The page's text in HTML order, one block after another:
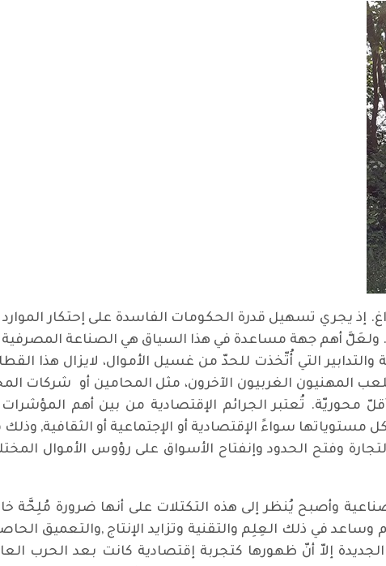
إذ يجري تسهيل قدرة الحكومات الفاسدة على إحتكار
أهم جهة مساعدة في هذا السياق هي الصناعة المصرفية
التي أُتّخذت للحدّ من غسيل الأموال، لايزال هذا
المهنيون الغربيون الآخرون، مثل المحامين أو شركات
محوريّة. تُعتبر الجرائم الإقتصادية من بين أهم
مستوياتها سواءً الإقتصادية أو الإجتماعية أو الثقافية,
وفتح الحدود وإنفتاح الأسواق على رؤوس الأموال
وأصبح يُنظر إلى هذه التكتلات على أنها ضرورة مُلِحَّة
في ذلك العِلِم والتقنية وتزايد الإنتاج ,والتعميق
إلاّ أنّ ظهورها كتجربة إقتصادية كانت بعد الحرب